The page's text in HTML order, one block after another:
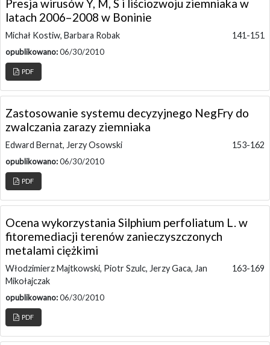
Presja wirusów Y, M, S i liściozwoju ziemniaka w
latach 2006–2008 w Boninie
Michał Kostiw, Barbara Robak 141-151
opublikowano:06/30/2010
PDF
Zastosowanie systemu decyzyjnego NegFry do
zwalczania zarazy ziemniaka
Edward Bernat, Jerzy Osowski 153-162
opublikowano:06/30/2010
PDF
Ocena wykorzystania Silphium perfoliatum L. w
fitoremediacji terenów zanieczyszczonych
metalami ciężkimi
Włodzimierz Majtkowski, Piotr Szulc, Jerzy Gaca, Jan
Mikołajczak
163-169
opublikowano:06/30/2010
PDF